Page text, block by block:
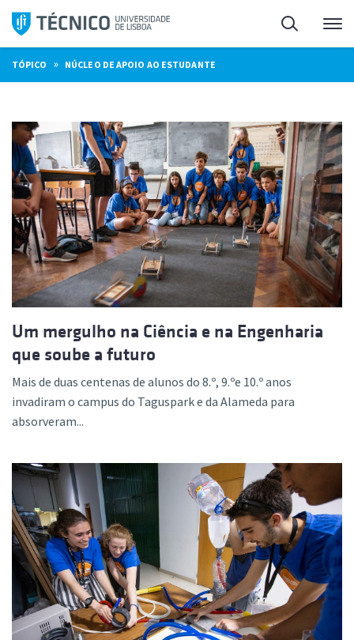
Saltar
para
o
conteúdo
Pesquisa
TÓPICO » NÚCLEO DE APOIO AO ESTUDANTE
Um mergulho na Ciência e na Engenharia
que soube a futuro
Mais de duas centenas de alunos do 8.º, 9.ºe 10.º anos
invadiram o campus do Taguspark e da Alameda para
absorveram...